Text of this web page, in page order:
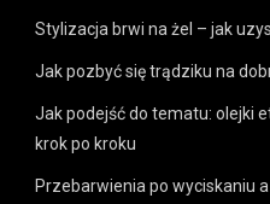
Stylizacja brwi na żel – jak
Jak pozbyć się trądziku na
Jak podejść do tematu: olejki
krok po kroku
Przebarwienia po wyciskaniu a